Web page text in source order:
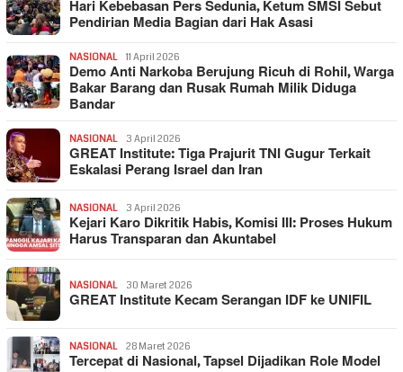
Hari Kebebasan Pers Sedunia, Ketum SMSI Sebut
Pendirian Media Bagian dari Hak Asasi
NASIONAL 11 April 2026
Demo Anti Narkoba Berujung Ricuh di Rohil, Warga
Bakar Barang dan Rusak Rumah Milik Diduga
Bandar
NASIONAL 3 April 2026
GREAT Institute: Tiga Prajurit TNI Gugur Terkait
Eskalasi Perang Israel dan Iran
NASIONAL 3 April 2026
Kejari Karo Dikritik Habis, Komisi III: Proses Hukum
Harus Transparan dan Akuntabel
NASIONAL 30 Maret 2026
GREAT Institute Kecam Serangan IDF ke UNIFIL
NASIONAL 28 Maret 2026
Tercepat di Nasional, Tapsel Dijadikan Role Model